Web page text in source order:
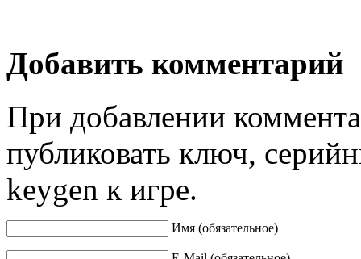
Добавить комментарий
При добавлении
публиковать ключ,
keygen к игре.
Имя (обязательное)